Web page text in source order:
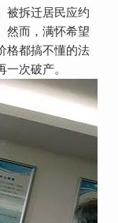
被拆迁居民应约
然而，满怀希望
格都搞不懂的法
次破产。